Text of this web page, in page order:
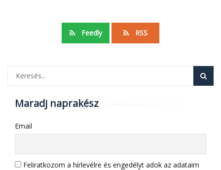
Feedly RSS
Maradj naprakész
Email
Feliratkozom a hírlevélre és engedélyt adok az adataim